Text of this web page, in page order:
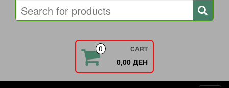
0 CART
0,00 ДЕН